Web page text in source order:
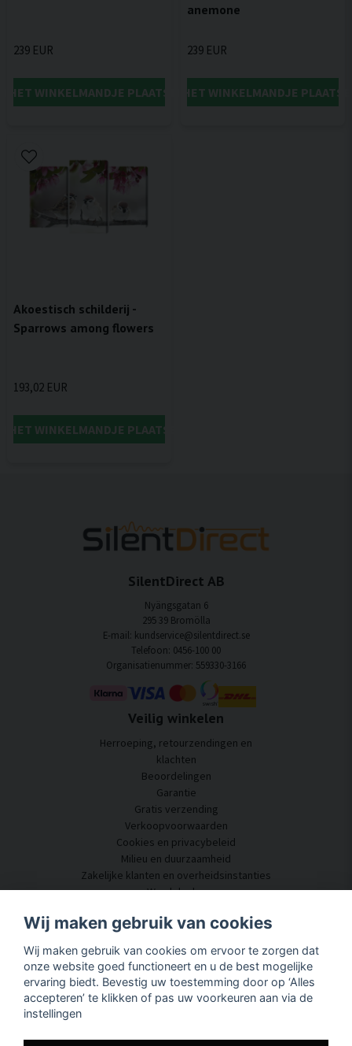
239 EUR
HET WINKELMANDJE PLAATSEN
anemone
239 EUR
IN HET WINKELMANDJE
Akoestisch schilderij -
Sparrows among flowers
193,02 EUR
HET WINKELMANDJE PLAATSEN
SilentDirect AB
Nyängsgatan 6
295 39 Bromölla
E-mail: kundservice@silentdirect.se
Telefoon: 0456-100 00
Organisatienummer: 559330-3166
Veilig winkelen
Herroeping, retourzendingen en
klachten
Beoordelingen
Garantie
Gratis verzending
Verkoopvoorwaarden
Cookies en privacybeleid
Milieu en duurzaamheid
Zakelijke klanten en overheidsinstanties
Word dealer
Klantenservice
Neem contact met ons op
Akoestisch advies
Montage en installatie
Vragen en antwoorden
Wij maken gebruik van cookies
Wij maken gebruik van cookies om ervoor te zorgen dat
onze website goed functioneert en u de best mogelijke
ervaring biedt. Bevestig uw toestemming door op ‘Alles
accepteren’ te klikken of pas uw voorkeuren aan via de
instellingen